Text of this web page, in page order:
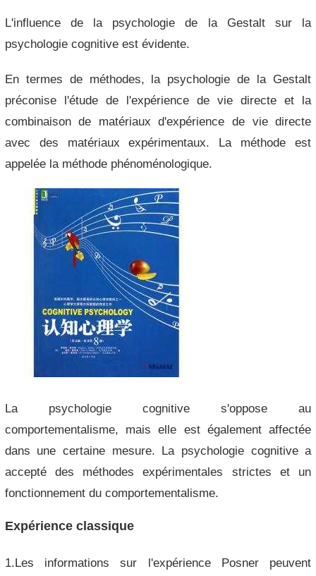
L'influence de la psychologie de la Gestalt sur la
psychologie cognitive est évidente.
En termes de méthodes, la psychologie de la Gestalt
préconise l'étude de l'expérience de vie directe et la
combinaison de matériaux d'expérience de vie directe
avec des matériaux expérimentaux. La méthode est
appelée la méthode phénoménologique.
La psychologie cognitive s'oppose au
comportementalisme, mais elle est également affectée
dans une certaine mesure. La psychologie cognitive a
accepté des méthodes expérimentales strictes et un
fonctionnement du comportementalisme.
Expérience classique
1.Les informations sur l'expérience Posner peuvent